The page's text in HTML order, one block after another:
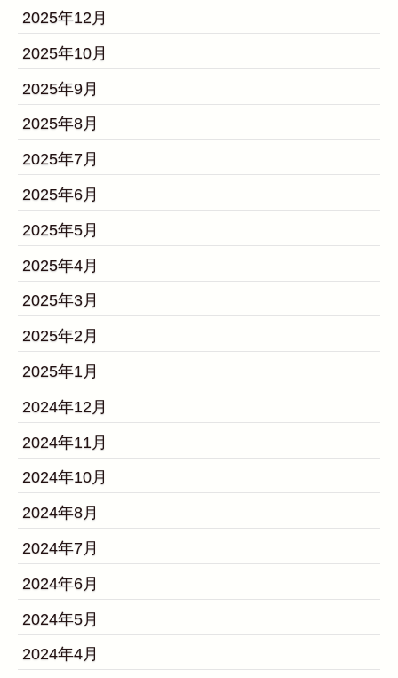
2025年12月
2025年10月
2025年9月
2025年8月
2025年7月
2025年6月
2025年5月
2025年4月
2025年3月
2025年2月
2025年1月
2024年12月
2024年11月
2024年10月
2024年8月
2024年7月
2024年6月
2024年5月
2024年4月